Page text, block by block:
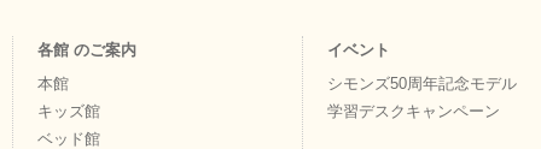
各館 のご案内
本館
キッズ館
ベッド館
イベント
シモンズ50周年記念モデル
学習デスクキャンペーン